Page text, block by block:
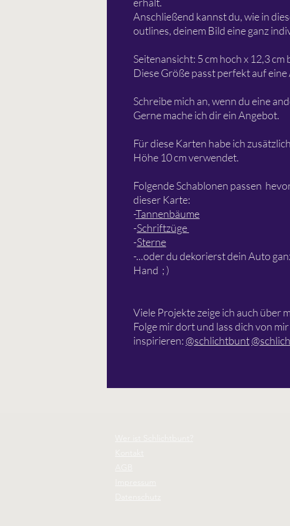
erhält.
Anschließend kannst du, wie in
outlines, deinem Bild eine ganz
Seitenansicht: 5 cm hoch x 12,3 cm
Diese Größe passt perfekt auf eine
Schreibe mich an, wenn du eine
Gerne mache ich dir ein Angebot.
Für diese Karten habe ich
Höhe 10 cm verwendet.
Folgende Schablonen passen
dieser Karte:
-Tannenbäume
-Schriftzüge
-Sterne
-...oder du dekorierst dein Auto
Hand ; )
Viele Projekte zeige ich auch über
Folge mir dort und lass dich von
inspirieren: @schlichtbunt